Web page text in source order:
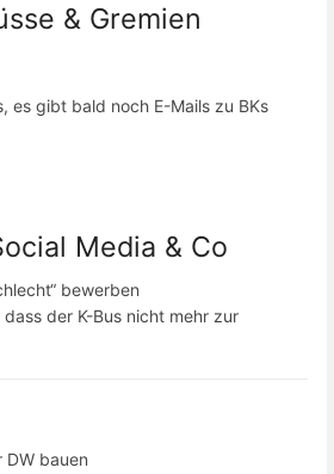
& Gremien
es gibt bald noch E-Mails zu BKs
Media & Co
bewerben
der K-Bus nicht mehr zur
DW bauen